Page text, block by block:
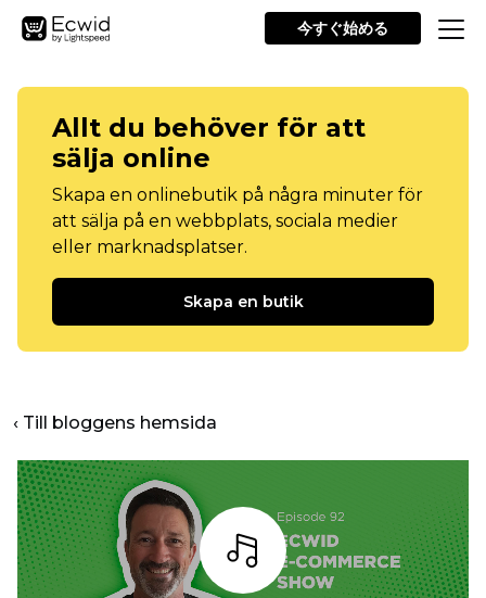
今すぐ始める
Allt du behöver för att
sälja online
Skapa en onlinebutik på några minuter för
att sälja på en webbplats, sociala medier
eller marknadsplatser.
Skapa en butik
‹ Till bloggens hemsida